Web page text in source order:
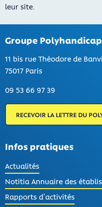
leur site.
Groupe
11 bis rue Théodore de
75017 Paris
09 53 66 97 39
RECEVOIR LA LETTRE DU
Infos pratiques
Actualités
Notitia Annuaire des
Rapports d’activités